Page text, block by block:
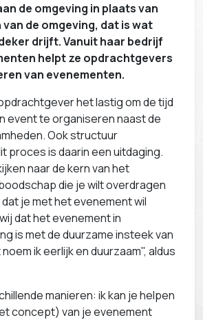
de omgeving in plaats van
de omgeving, dat is wat
drijft. Vanuit haar bedrijf
helpt ze opdrachtgevers
van evenementen.
het lastig om de tijd
event te organiseren naast de
Ook structuur
proces is daarin een uitdaging.
naar de kern van het
die je wilt overdragen
je met het evenement wil
dat het evenement in
is met de duurzame insteek van
ik eerlijk en duurzaam", aldus
manieren: ik kan je helpen
concept) van je evenement